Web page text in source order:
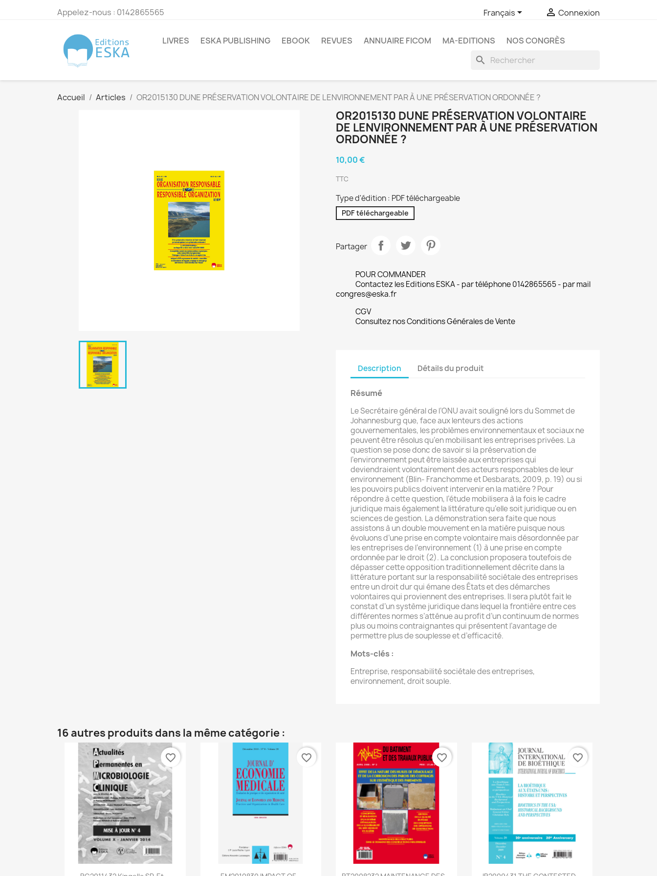
Appelez-nous : 0142865565 Français  Connexion
LIVRES ESKA PUBLISHING EBOOK REVUES ANNUAIRE FICOM MA-EDITIONS NOS CONGRÈS
search
Accueil Articles OR2015130 DUNE PRÉSERVATION VOLONTAIRE DE LENVIRONNEMENT PAR À UNE PRÉSERVATION ORDONNÉE ?
OR2015130 DUNE PRÉSERVATION VOLONTAIRE
DE LENVIRONNEMENT PAR À UNE PRÉSERVATION
ORDONNÉE ?
10,00 €
TTC
Type d'édition : PDF téléchargeable
PDF téléchargeable
Partager
POUR COMMANDER
Contactez les Editions ESKA - par téléphone 0142865565 - par mail
congres@eska.fr
CGV
Consultez nos Conditions Générales de Vente
Description Détails du produit
Résumé
Le Secrétaire général de l’ONU avait souligné lors du Sommet de
Johannesburg que, face aux lenteurs des actions
gouvernementales, les problèmes environnementaux et sociaux ne
peuvent être résolus qu’en mobilisant les entreprises privées. La
question se pose donc de savoir si la préservation de
l’environnement peut être laissée aux entreprises qui
deviendraient volontairement des acteurs responsables de leur
environnement (Blin- Franchomme et Desbarats, 2009, p. 19) ou si
les pouvoirs publics doivent intervenir en la matière ? Pour
répondre à cette question, l’étude mobilisera à la fois le cadre
juridique mais également la littérature qu’elle soit juridique ou en
sciences de gestion. La démonstration sera faite que nous
assistons à un double mouvement en la matière puisque nous
évoluons d’une prise en compte volontaire mais désordonnée par
les entreprises de l’environnement (1) à une prise en compte
ordonnée par le droit (2). La conclusion proposera toutefois de
dépasser cette opposition traditionnellement décrite dans la
littérature portant sur la responsabilité sociétale des entreprises
entre un droit dur qui émane des États et des démarches
volontaires qui proviennent des entreprises. Il sera plutôt fait le
constat d’un système juridique dans lequel la frontière entre ces
différentes normes s’atténue au profit d’un continuum de normes
plus ou moins contraignantes qui présentent l’avantage de
permettre plus de souplesse et d’efficacité.
Mots-clés :
Entreprise, responsabilité sociétale des entreprises,
environnement, droit souple.
16 autres produits dans la même catégorie :
Aperçu rapide
favorite_border
Aperçu rapide
favorite_border
Aperçu rapide
favorite_border
Aperçu rapide
favorite_border